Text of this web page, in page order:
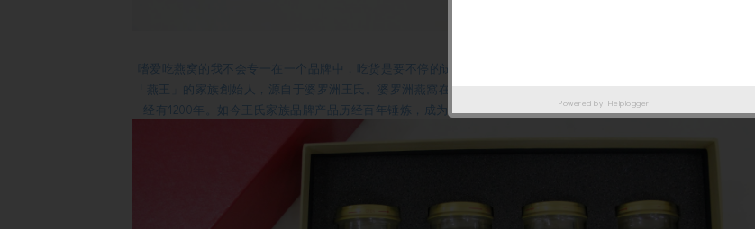
嗜爱吃燕窝的我不会专一在一个品牌中，吃货是要不停的试吃，寻找好的燕窝。最近认识了这个品牌
「燕王」的家族創始人，源自于婆罗洲王氏。婆罗洲燕窩在东南亚闻名, 从古代燕商与中国唐朝开始燕窩贸易至今，已
经有1200年。如今王氏家族品牌产品历经百年锤炼，成为全球非常多燕窩行业认可的婆罗洲燕窩的品牌批发货源！
Powered by Helplogger